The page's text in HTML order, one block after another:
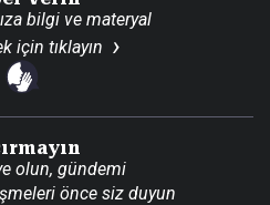
bilgi ve materyal
için tıklayın
olun, gündemi
önce siz duyun